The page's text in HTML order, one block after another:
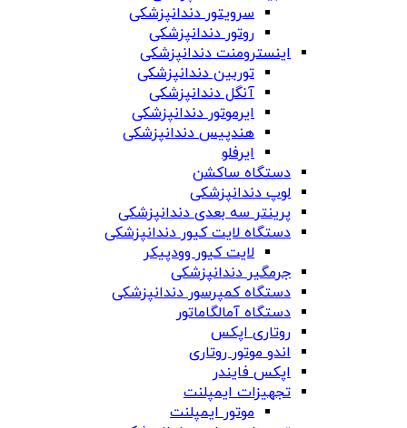
سرویتور دندانپزشکی
روتور دندانپزشکی
اینسترومنت دندانپزشکی
توربین دندانپزشکی
آنگل دندانپزشکی
ایرموتور دندانپزشکی
هندپیس دندانپزشکی
ایرفلو
دستگاه ساکشن
لوپ دندانپزشکی
پرینتر سه بعدی دندانپزشکی
دستگاه لایت کیور دندانپزشکی
لایت کیور وودپیکر
جرمگیر دندانپزشکی
دستگاه کمپرسور دندانپزشکی
دستگاه آمالگاماتور
روتاری اپکس
اندو موتور روتاری
اپکس فایندر
تجهیزات ایمپلنت
موتور ایمپلنت